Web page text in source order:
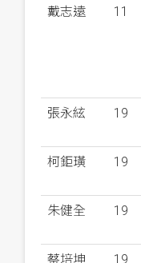
戴志遠 11
張永絃 19
柯鉅璜 19
朱健全 19
蔡培坤 19